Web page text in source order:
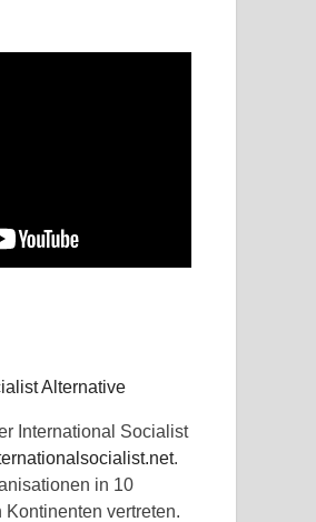
International Socialist
.
in 10
Kontinenten vertreten.